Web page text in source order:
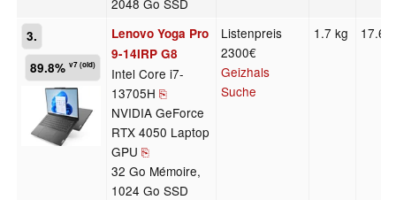
3.
89.8%v7 (old)
Lenovo Yoga Pro
9-14IRP G8
Intel Core i7-
13705H ⎘
NVIDIA GeForce
RTX 4050 Laptop
GPU ⎘
32 Go Mémoire,
1024 Go SSD
Listenpreis
2300€
Geizhals
Suche
1.7 kg 17.6